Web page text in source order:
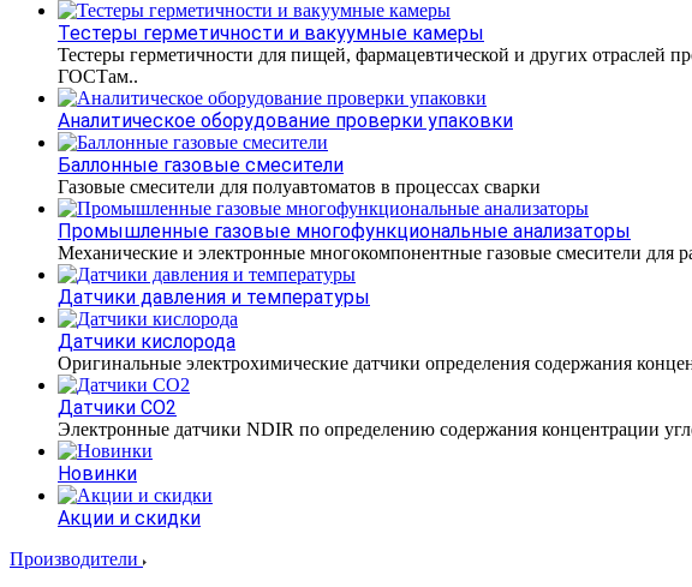
Тестеры герметичности и вакуумные камеры
Тестеры герметичности для пищей, фармацевтической и других отраслей
ГОСТам..
Аналитическое оборудование проверки упаковки
Баллонные газовые смесители
Газовые смесители для полуавтоматов в процессах сварки
Промышленные газовые многофункциональные анализаторы
Механические и электронные многокомпонентные газовые смесители для
Датчики давления и температуры
Датчики кислорода
Оригинальные электрохимические датчики определения содержания
Датчики CO2
Электронные датчики NDIR по определению содержания концентрации
Новинки
Акции и скидки
Производители